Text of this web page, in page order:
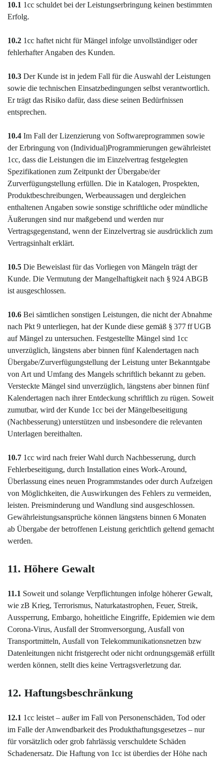
10.1 1cc schuldet bei der Leistungserbringung keinen bestimmten
Erfolg.
10.2 1cc haftet nicht für Mängel infolge unvollständiger oder
fehlerhafter Angaben des Kunden.
10.3 Der Kunde ist in jedem Fall für die Auswahl der Leistungen
sowie die technischen Einsatzbedingungen selbst verantwortlich.
Er trägt das Risiko dafür, dass diese seinen Bedürfnissen
entsprechen.
10.4 Im Fall der Lizenzierung von Softwareprogrammen sowie
der Erbringung von (Individual)Programmierungen gewährleistet
1cc, dass die Leistungen die im Einzelvertrag festgelegten
Spezifikationen zum Zeitpunkt der Übergabe/der
Zurverfügungstellung erfüllen. Die in Katalogen, Prospekten,
Produktbeschreibungen, Werbeaussagen und dergleichen
enthaltenen Angaben sowie sonstige schriftliche oder mündliche
Äußerungen sind nur maßgebend und werden nur
Vertragsgegenstand, wenn der Einzelvertrag sie ausdrücklich zum
Vertragsinhalt erklärt.
10.5 Die Beweislast für das Vorliegen von Mängeln trägt der
Kunde. Die Vermutung der Mangelhaftigkeit nach § 924 ABGB
ist ausgeschlossen.
10.6 Bei sämtlichen sonstigen Leistungen, die nicht der Abnahme
nach Pkt 9 unterliegen, hat der Kunde diese gemäß § 377 ff UGB
auf Mängel zu untersuchen. Festgestellte Mängel sind 1cc
unverzüglich, längstens aber binnen fünf Kalendertagen nach
Übergabe/Zurverfügungstellung der Leistung unter Bekanntgabe
von Art und Umfang des Mangels schriftlich bekannt zu geben.
Versteckte Mängel sind unverzüglich, längstens aber binnen fünf
Kalendertagen nach ihrer Entdeckung schriftlich zu rügen. Soweit
zumutbar, wird der Kunde 1cc bei der Mängelbeseitigung
(Nachbesserung) unterstützen und insbesondere die relevanten
Unterlagen bereithalten.
10.7 1cc wird nach freier Wahl durch Nachbesserung, durch
Fehlerbeseitigung, durch Installation eines Work-Around,
Überlassung eines neuen Programmstandes oder durch Aufzeigen
von Möglichkeiten, die Auswirkungen des Fehlers zu vermeiden,
leisten. Preisminderung und Wandlung sind ausgeschlossen.
Gewährleistungsansprüche können längstens binnen 6 Monaten
ab Übergabe der betroffenen Leistung gerichtlich geltend gemacht
werden.
11. Höhere Gewalt
11.1 Soweit und solange Verpflichtungen infolge höherer Gewalt,
wie zB Krieg, Terrorismus, Naturkatastrophen, Feuer, Streik,
Aussperrung, Embargo, hoheitliche Eingriffe, Epidemien wie dem
Corona-Virus, Ausfall der Stromversorgung, Ausfall von
Transportmitteln, Ausfall von Telekommunikationsnetzen bzw
Datenleitungen nicht fristgerecht oder nicht ordnungsgemäß erfüllt
werden können, stellt dies keine Vertragsverletzung dar.
12. Haftungsbeschränkung
12.1 1cc leistet – außer im Fall von Personenschäden, Tod oder
im Falle der Anwendbarkeit des Produkthaftungsgesetzes – nur
für vorsätzlich oder grob fahrlässig verschuldete Schäden
Schadenersatz. Die Haftung von 1cc ist überdies der Höhe nach